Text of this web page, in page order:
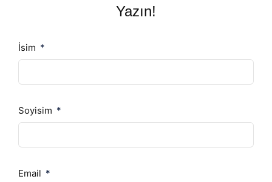
Yazın!
İsim
Soyisim
Email